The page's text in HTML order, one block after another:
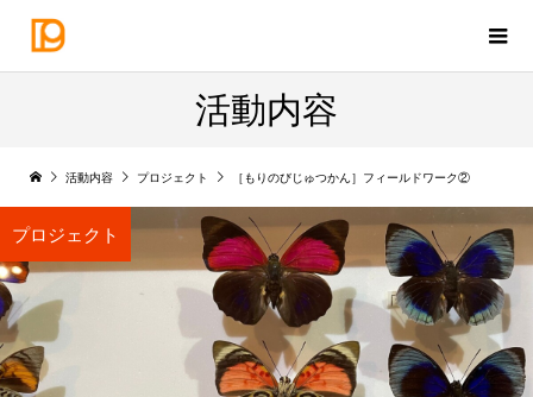
活動内容
活動内容 プロジェクト ［もりのびじゅつかん］フィールドワーク②
プロジェクト